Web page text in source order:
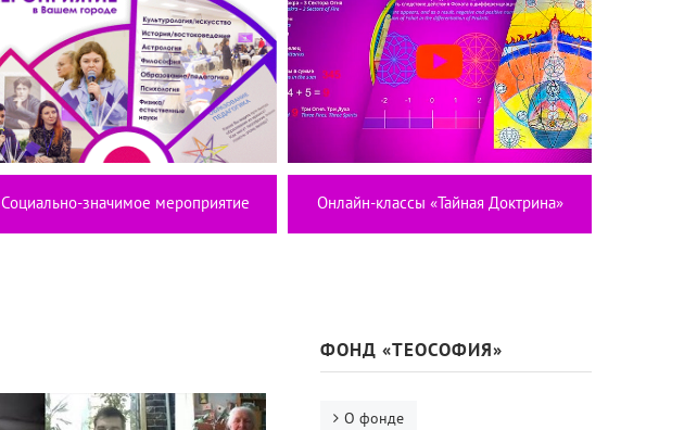
Социально-значимое мероприятие Онлайн-классы «Тайная Доктрина»
ФОНД «ТЕОСОФИЯ»
О фонде